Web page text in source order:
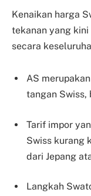
Kenaikan harga
tekanan yang
secara
AS
tangan Swiss,
Tarif impor
Swiss kurang
dari Jepang
Langkah